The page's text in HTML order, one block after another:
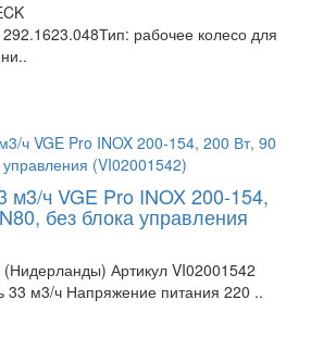
рабочее колесо для
м3/ч VGE Pro INOX 200-154,
без блока управления
(Нидерланды) Артикул VI02001542
33 м3/ч Напряжение питания 220 ..